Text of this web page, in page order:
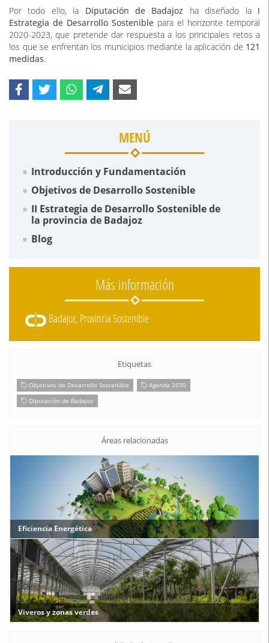
Por todo ello, la Diputación de Badajoz ha diseñado la I
Estrategia de Desarrollo Sostenible para el horizonte temporal
2020-2023, que pretende dar respuesta a los principales retos a
los que se enfrentan los municipios mediante la aplicación de 121
medidas.
MENÚ
Introducción y Fundamentación
Objetivos de Desarrollo Sostenible
II Estrategia de Desarrollo Sostenible de
la provincia de Badajoz
Blog
Más información
Badajoz, Provincia Sostenible
Etiquetas
Objetivos de Desarrollo Sostenible
Agenda 2030
Diputación de Badajoz
Áreas relacionadas
Eficiencia Energética
Viveros y zonas verdes